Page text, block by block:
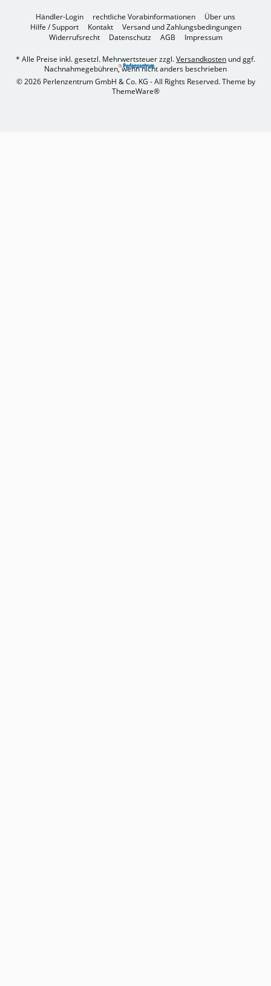
Händler-Login rechtliche Vorabinformationen
Über uns
Hilfe / Support
Kontakt
Versand und Zahlungsbedingungen
Widerrufsrecht
Datenschutz AGB Impressum
* Alle Preise inkl. gesetzl. Mehrwertsteuer zzgl.Versandkosten und ggf.
Nachnahmegebühren, wenn nicht anders beschrieben
© 2026 Perlenzentrum GmbH & Co. KG - All Rights Reserved. Theme by
ThemeWare®